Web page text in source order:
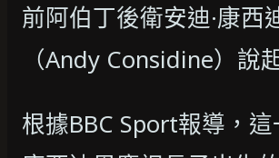
前阿伯丁後衛安迪·康西
（Andy Considine）說
根據BBC Sport報導，